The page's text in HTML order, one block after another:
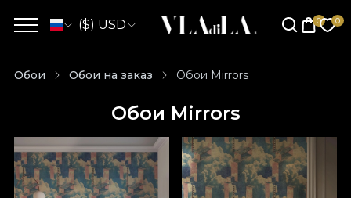
($) USD
Обои Обои на заказ Обои Mirrors
Обои Mirrors